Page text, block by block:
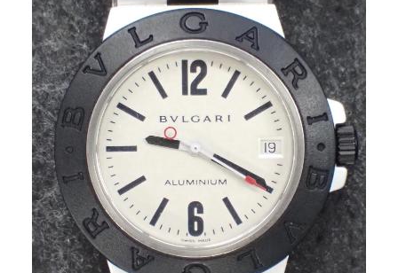
お客様にはご不便をおかけいたします
が、何卒ご理解賜りますようお願い申
し上げます。